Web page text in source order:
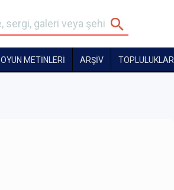
OYUN METİNLERİ ARŞİV TOPLULUKLAR